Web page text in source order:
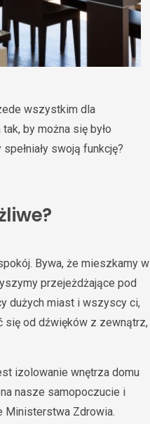
wszystkim dla
by można się było
swoją funkcję?
Bywa, że mieszkamy w
przejeżdżające pod
dużych miast i wszyscy ci,
się od dźwięków z zewnątrz,
izolowanie wnętrza domu
nasze samopoczucie i
Ministerstwa Zdrowia.